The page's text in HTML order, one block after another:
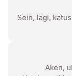
Sein, lagi,
Aken,